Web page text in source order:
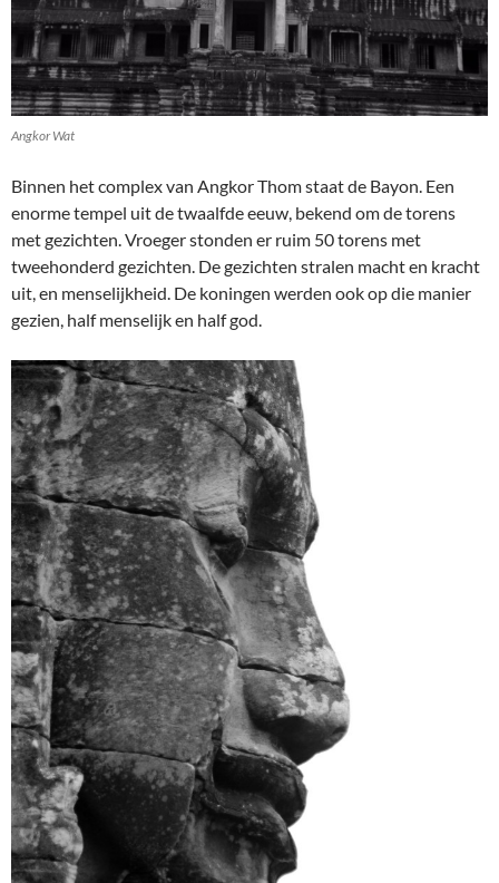
Angkor Wat
Binnen het complex van Angkor Thom staat de Bayon. Een
enorme tempel uit de twaalfde eeuw, bekend om de torens
met gezichten. Vroeger stonden er ruim 50 torens met
tweehonderd gezichten. De gezichten stralen macht en kracht
uit, en menselijkheid. De koningen werden ook op die manier
gezien, half menselijk en half god.